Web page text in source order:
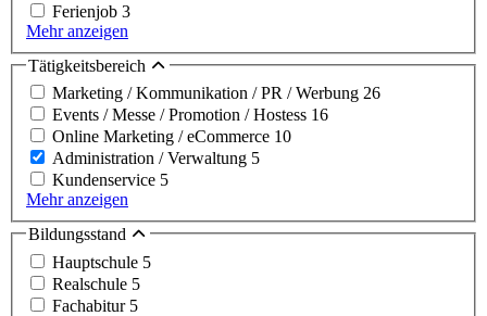
Ferienjob 3
Mehr anzeigen
Tätigkeitsbereich
Marketing / Kommunikation / PR / Werbung 26
Events / Messe / Promotion / Hostess 16
Online Marketing / eCommerce 10
Administration / Verwaltung 5
Kundenservice 5
Mehr anzeigen
Bildungsstand
Hauptschule 5
Realschule 5
Fachabitur 5